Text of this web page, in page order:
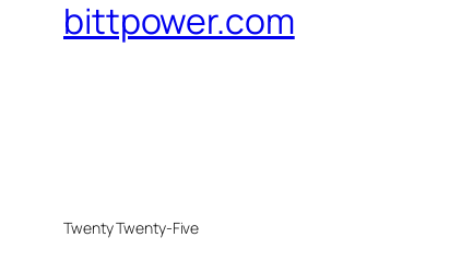
bittpower.com
Twenty Twenty-Five